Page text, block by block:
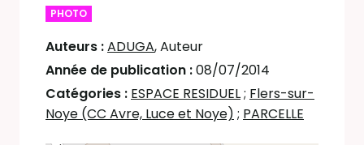
PHOTO
Auteurs :ADUGA, Auteur
Année de publication :08/07/2014
Catégories : ESPACE RESIDUEL; Flers-sur-
Noye (CC Avre, Luce et Noye) ; PARCELLE